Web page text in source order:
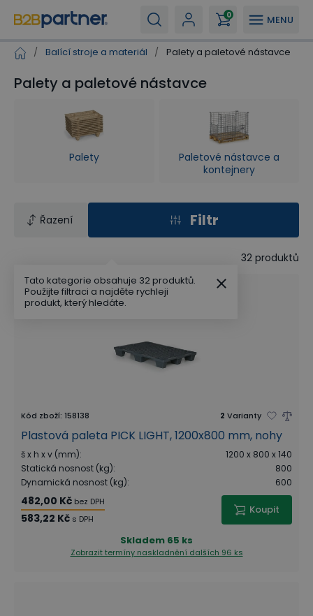
MENU
0
/ Balící stroje a materiál / Palety a paletové nástavce
Palety a paletové nástavce
Palety
Paletové nástavce a
kontejnery
Řazení Filtr
32 produktů
Kód zboží: 158138 2 Varianty
Plastová paleta PICK LIGHT, 1200x800 mm, nohy
š x h x v (mm):
1200 x 800 x 140
Statická nosnost (kg):
800
Dynamická nosnost (kg): 600
482,00 Kč bez DPH
583,22 Kč s DPH
Koupit
Skladem 65 ks
Zobrazit termíny naskladnění dalších 96 ks
Tato kategorie obsahuje 32 produktů.
Použijte filtraci a najděte rychleji
produkt, který hledáte.